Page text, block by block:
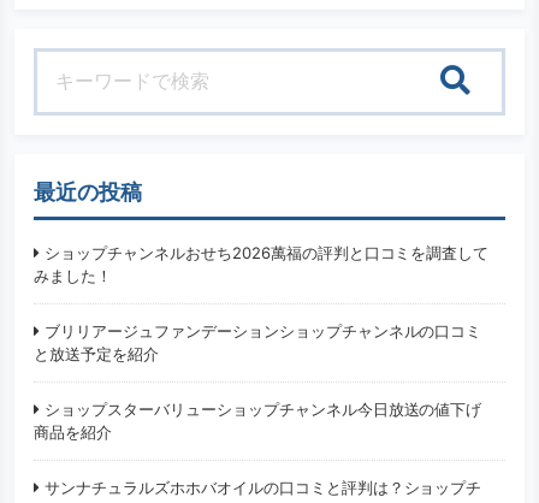
最近の投稿
ショップチャンネルおせち2026萬福の評判と口コミを調査して
みました！
ブリリアージュファンデーションショップチャンネルの口コミ
と放送予定を紹介
ショップスターバリューショップチャンネル今日放送の値下げ
商品を紹介
サンナチュラルズホホバオイルの口コミと評判は？ショップチ